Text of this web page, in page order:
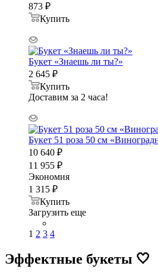
873 ₽
Купить
Букет «Знаешь ли ты?»
2 645 ₽
Купить
Доставим за 2 часа!
Букет 51 роза 50 см
10 640 ₽
11 955 ₽
Экономия
1 315 ₽
Купить
Загрузить еще
1 2 3 4
Эффектные букеты 🤍